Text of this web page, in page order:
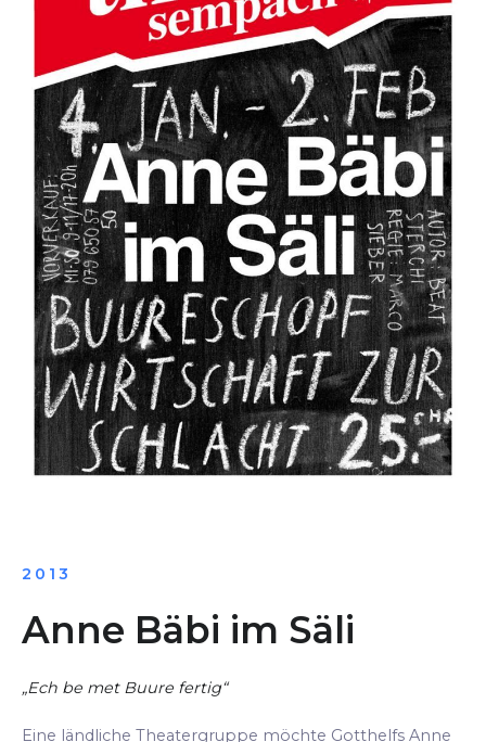
2013
Anne Bäbi im Säli
„Ech be met Buure fertig“
Eine ländliche Theatergruppe möchte Gotthelfs Anne